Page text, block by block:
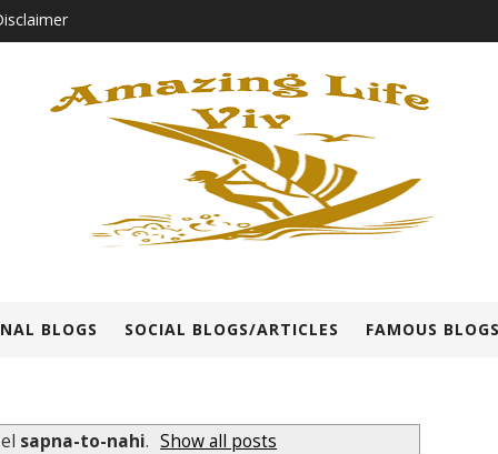
BLOGS SOCIAL BLOGS/ARTICLES FAMOUS
sapna-to-nahi. Show all posts